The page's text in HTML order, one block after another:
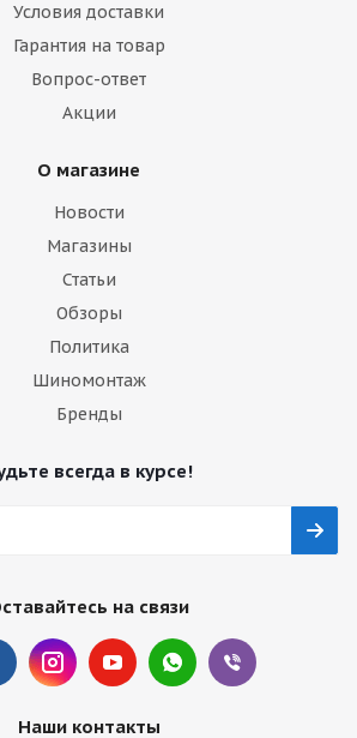
Условия доставки
Гарантия на товар
Вопрос-ответ
Акции
О магазине
Новости
Магазины
Статьи
Обзоры
Политика
Шиномонтаж
Бренды
всегда в курсе!
на связи
Наши контакты